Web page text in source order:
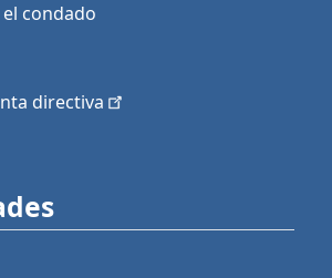
condado
directiva